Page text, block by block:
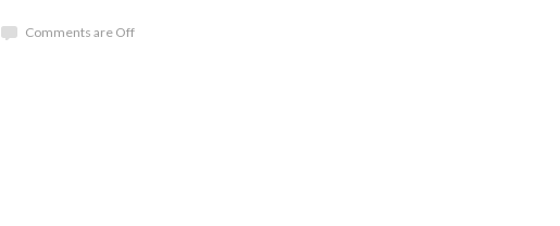
Comments are Off